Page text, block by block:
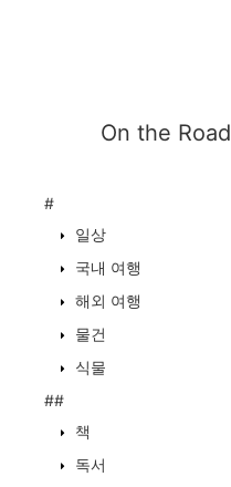
On the Road
#
일상
국내 여행
해외 여행
물건
식물
##
책
독서